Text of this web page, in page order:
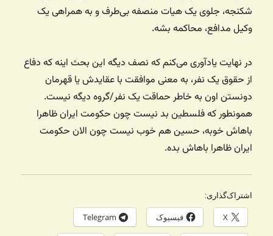
شکنجه، جلوی یک هیات منصفه بی‌طرف و به همراهی یک
وکیل مدافع، محاکمه بشه.
در نهایت یادآوری می‌کنم که نصف دیگه این بحث اینه که دفاع
از حقوق یک نفر، به معنی موافقت با عقایدش یا قهرمان
دونستن اون به خاطر حماقت یک نفر/گروه دیگه نیست.
همونطور که فلسطین بد نیست چون حکومت ایران ظاهرا
باهاش خوبه، حسین هم خوب نیست چون الان حکومت
ایران ظاهرا باهاش بده.
اشتراک‌گذاری:
X فیسبوک Telegram